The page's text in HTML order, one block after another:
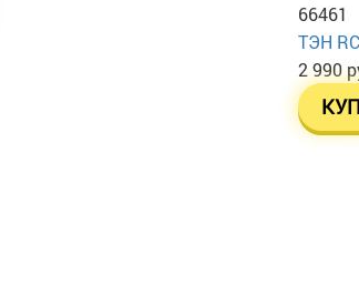
66461
ТЭН
2 990